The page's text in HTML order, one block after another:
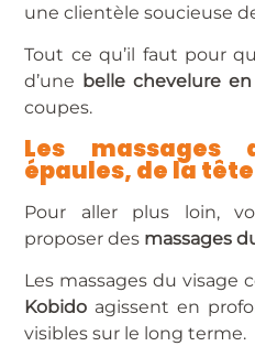
une clientèle soucieuse
Tout ce qu’il faut pour
d’une belle chevelure
coupes.
Les massages
épaules, de la
Pour aller plus loin,
proposer des massages
Les massages du visage
Kobido agissent en
visibles sur le long terme.